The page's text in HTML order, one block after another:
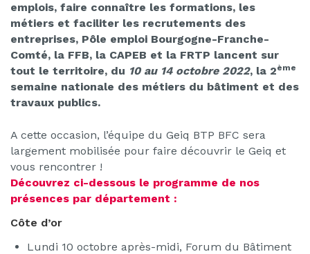
emplois, faire connaître les formations, les
métiers et faciliter les recrutements des
entreprises, Pôle emploi Bourgogne-Franche-
Comté, la FFB, la CAPEB et la FRTP lancent sur
tout le territoire, du 10 au 14 octobre 2022, la 2ème
semaine nationale des métiers du bâtiment et des
travaux publics.
A cette occasion, l’équipe du Geiq BTP BFC sera
largement mobilisée pour faire découvrir le Geiq et
vous rencontrer !
Découvrez ci-dessous le programme de nos
présences par département :
Côte d’or
Lundi 10 octobre après-midi, Forum du Bâtiment